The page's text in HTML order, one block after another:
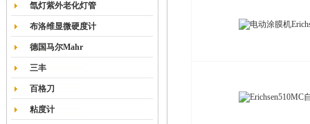
氙灯紫外老化灯管
布洛维显微硬度计
德国马尔Mahr
三丰
百格刀
粘度计